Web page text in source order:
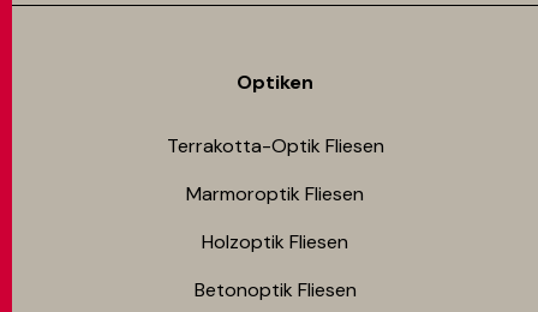
Optiken
Terrakotta-Optik Fliesen
Marmoroptik Fliesen
Holzoptik Fliesen
Betonoptik Fliesen